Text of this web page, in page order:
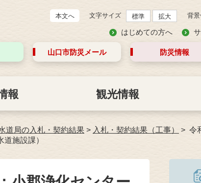
本文へ 文字サイズ 標準 拡大 背
はじめての方へ
山口市防災 メール 防災情報
報 観光情報
道局の入札・契約結果 > 入札・契約結果（工事）
令
施設課）